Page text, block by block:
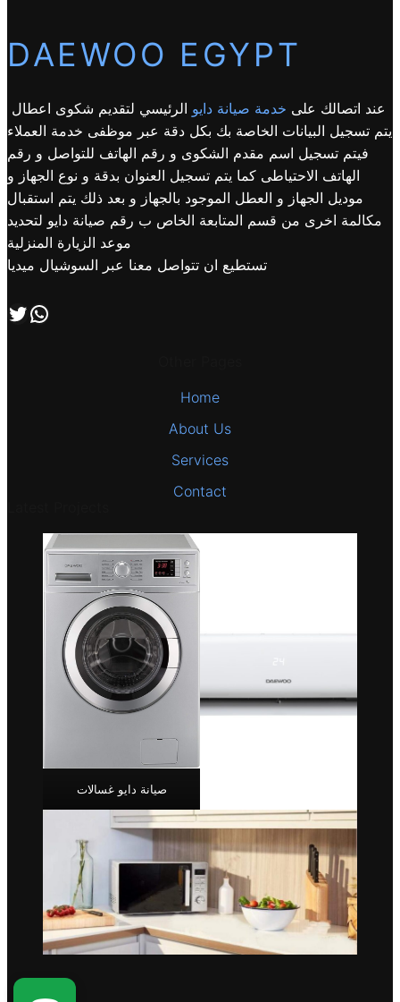
DAEWOO EGYPT
عند اتصالك على خدمة صيانة دايو الرئيسي لتقديم شكوى اعطال
يتم تسجيل البيانات الخاصة بك بكل دقة عبر موظفى خدمة العملاء
فيتم تسجيل اسم مقدم الشكوى و رقم الهاتف للتواصل و رقم
الهاتف الاحتياطى كما يتم تسجيل العنوان بدقة و نوع الجهاز و
موديل الجهاز و العطل الموجود بالجهاز و بعد ذلك يتم استقبال
مكالمة اخرى من قسم المتابعة الخاص ب رقم صيانة دايو لتحديد
موعد الزيارة المنزلية
تستطيع ان تتواصل معنا عبر السوشيال ميديا
تابعنا علي صفحة التويتر اتصل بنا علي طريق الوتساب
Home
About Us
Services
Contact
صيانة دايو غسالات